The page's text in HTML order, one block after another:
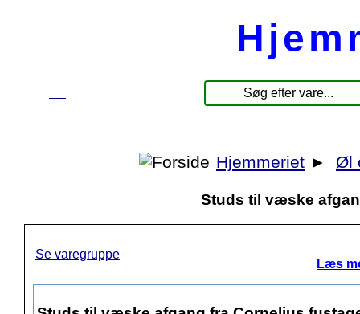
Hjemmeriet ► Øl
Studs til væske
Se varegruppe
Læs